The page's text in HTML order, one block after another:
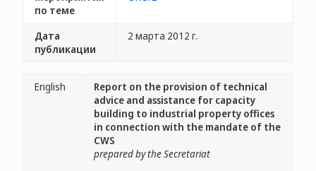
по теме
Дата
публикации
2 марта 2012 г.
English
Report on the provision of technical
advice and assistance for capacity
building to industrial property offices
in connection with the mandate of the
CWS
prepared by the Secretariat